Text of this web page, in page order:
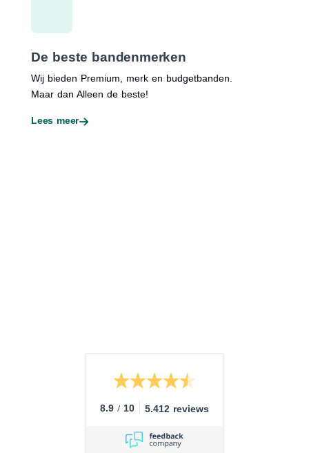
De beste bandenmerken
Wij bieden Premium, merk en budgetbanden.
Maar dan Alleen de beste!
Lees meer
8.9 / 10 5.412 reviews